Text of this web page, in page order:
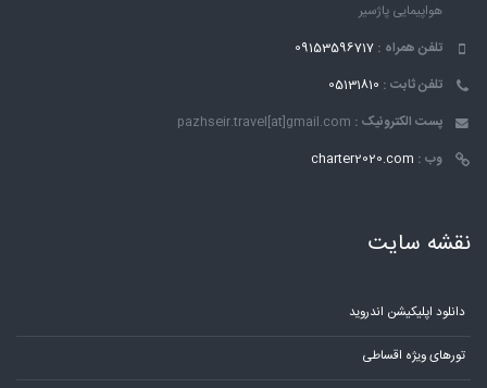
هواپیمایی پاژسیر
تلفن همراه : 09153596717
تلفن ثابت : 05131810
پست الکترونیک : pazhseir.travel[at]gmail.com
وب : charter2020.com
نقشه سایت
دانلود اپلیکیشن اندروید
تورهای ویژه اقساطی